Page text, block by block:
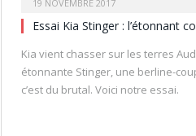
19 NOVEMBRE 2017
Essai Kia Stinger : l’étonnant
Kia vient chasser sur les terres
étonnante Stinger, une berline-
c’est du brutal. Voici notre essai.